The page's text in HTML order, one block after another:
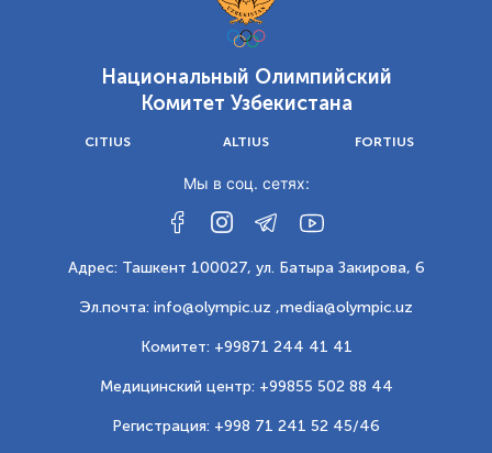
Национальный Олимпийский
Комитет Узбекистана
CITIUS ALTIUS FORTIUS
Мы в соц. сетях:
Адрес: Ташкент 100027, ул. Батыра Закирова, 6
Эл.почта: info@olympic.uz ,media@olympic.uz
Комитет: +99871 244 41 41
Медицинский центр: +99855 502 88 44
Регистрация: +998 71 241 52 45/46